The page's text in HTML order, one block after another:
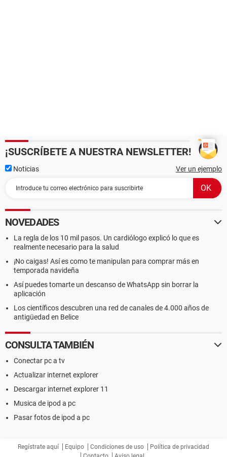
¡SUSCRÍBETE A NUESTRA NEWSLETTER!
Noticias Ver un ejemplo
NOVEDADES
La regla de los 10 mil pasos. Un cardiólogo explicó lo que es
realmente necesario para la salud
¡No caigas! Así es como te manipulan para comprar más en
temporada navideña
Así puedes tomarte un descanso de WhatsApp sin borrar la
aplicación
Los científicos descubren una red de canales de 4.000 años de
antigüedad en Belice
CONSULTA TAMBIÉN
Conectar pc a tv
Actualizar internet explorer
Descargar internet explorer 11
Musica de ipod a pc
Pasar fotos de ipod a pc
Regístrate aquí Equipo Condiciones de uso
Política de privacidad